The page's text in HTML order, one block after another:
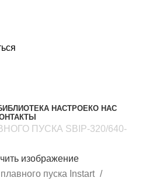
НАСТРОЕКО НАС
изображение
пуска Instart